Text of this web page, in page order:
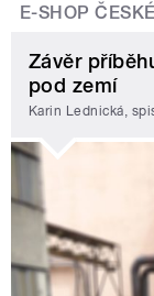
E-SHOP
Závěr
pod zemí
Karin Lednická,